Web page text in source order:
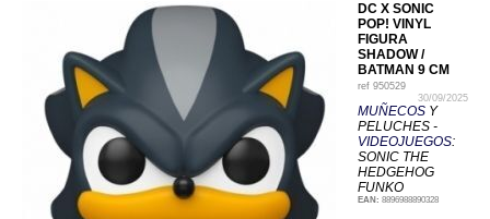
DC X SONIC
POP! VINYL
FIGURA
SHADOW /
BATMAN 9 CM
ref 950529
30/09/2025
MUÑECOS Y
PELUCHES -
VIDEOJUEGOS:
SONIC THE
HEDGEHOG
FUNKO
EAN: 8896988890328